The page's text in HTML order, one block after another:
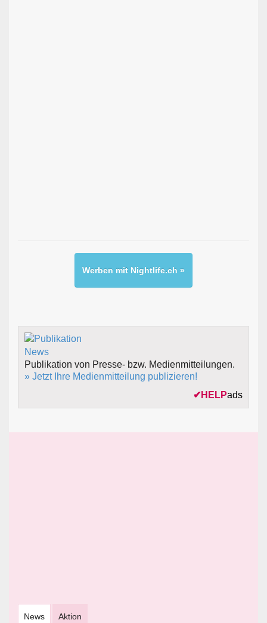
Werben mit Nightlife.ch »
Publikation von Presse- bzw. Medienmitteilungen.
» Jetzt Ihre Medienmitteilung publizieren!
✔ HELPads
News Aktion